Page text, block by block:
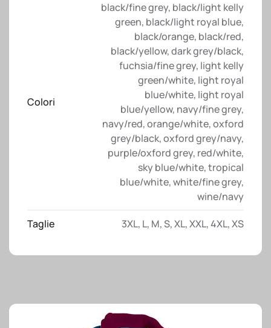
Colori
black/fine grey, black/light kelly
green, black/light royal blue,
black/orange, black/red,
black/yellow,dark grey/black,
fuchsia/fine grey, light kelly
green/white, light royal
blue/white, light royal
blue/yellow, navy/fine grey,
navy/red,orange/white,oxford
grey/black,oxford grey/navy,
purple/oxford grey, red/white,
sky blue/white,tropical
blue/white,white/fine grey,
wine/navy
Taglie 3XL, L, M,S,XL,XXL,4XL,XS